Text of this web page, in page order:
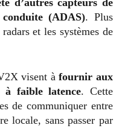
(ADAS). Plus
et les systèmes de
visent àfournir aux
à faible latence. Cette
de communiquer entre
locale, sans passer par